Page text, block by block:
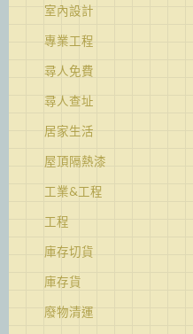
室內設計
專業工程
尋人免費
尋人查址
居家生活
屋頂隔熱漆
工業&工程
工程
庫存切貨
庫存貨
廢物清運